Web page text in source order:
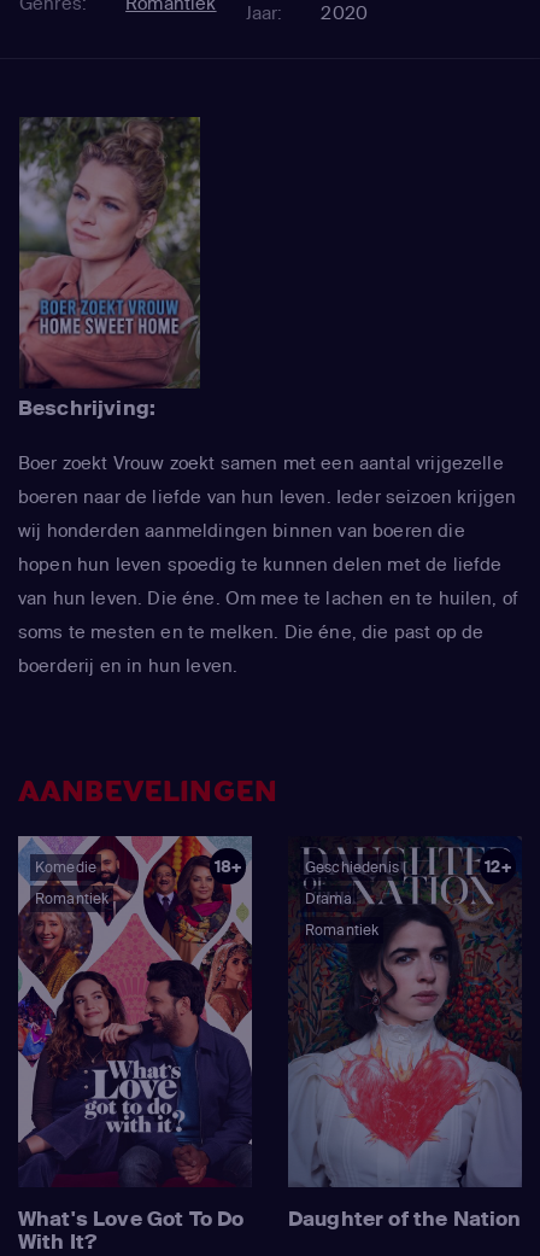
Jaar: 2020
Beschrijving:
Boer zoekt Vrouw zoekt samen met een aantal vrijgezelle
boeren naar de liefde van hun leven. Ieder seizoen krijgen
wij honderden aanmeldingen binnen van boeren die
hopen hun leven spoedig te kunnen delen met de liefde
van hun leven. Die éne. Om mee te lachen en te huilen, of
soms te mesten en te melken. Die éne, die past op de
boerderij en in hun leven.
AANBEVELINGEN
Komedie
Romantiek
18+
What's Love Got To Do
With It?
Geschiedenis
Drama
Romantiek
12+
Daughter of the Nation